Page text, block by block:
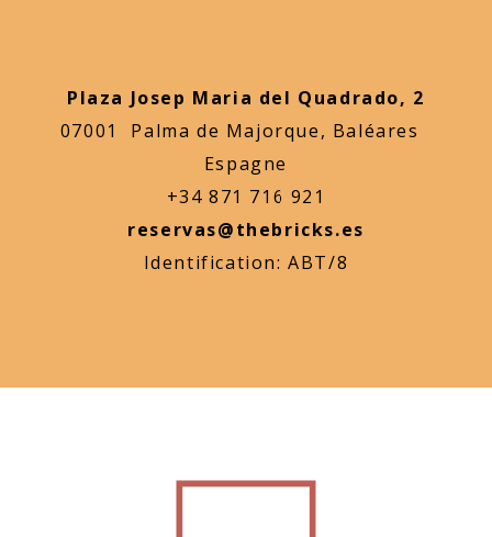
Plaza Josep Maria del Quadrado, 2
07001 Palma de Majorque, Baléares
Espagne
+34 871 716 921
reservas@thebricks.es
Identification: ABT/8